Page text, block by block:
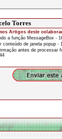
Torres
Artigos deste
a função MessageBox -
conteúdo de janela popup -
antes de processar